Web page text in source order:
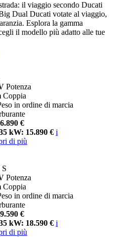
il viaggio secondo Ducati
Dual Ducati votate al viaggio,
Esplora la gamma
il modello più adatto alle tue
Potenza
Coppia
in ordine di marcia
€
kW: 15.890 € i
di più
Potenza
Coppia
in ordine di marcia
€
kW: 18.590 € i
di più